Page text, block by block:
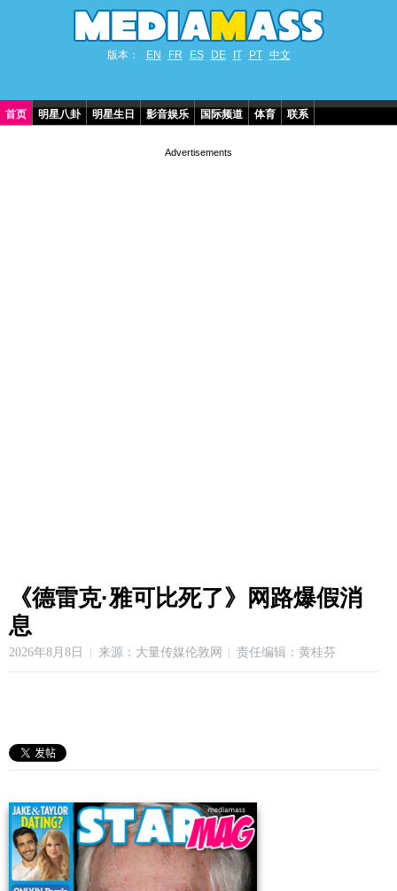
版本： EN FR ES DE IT PT 中文
首页 明星八卦 明星生日 影音娱乐 国际频道 体育 联系
《德雷克·雅可比死了》网路爆假消
息
2026年8月8日 来源：大量传媒伦敦网 责任编辑：黄桂芬